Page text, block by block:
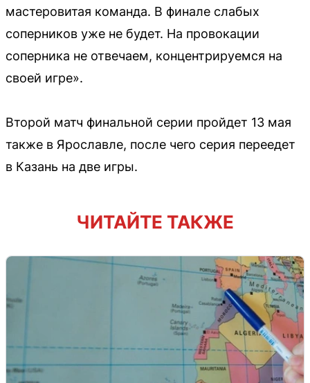
мастеровитая команда. В финале слабых
соперников уже не будет. На провокации
соперника не отвечаем, концентрируемся на
своей игре».
Второй матч финальной серии пройдет 13 мая
также в Ярославле, после чего серия переедет
в Казань на две игры.
ЧИТАЙТЕ ТАКЖЕ